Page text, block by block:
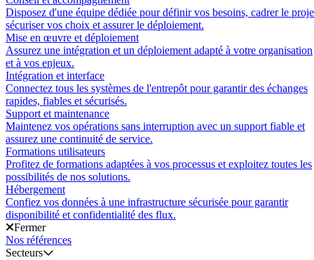
Disposez d'une équipe dédiée pour définir vos besoins, cadrer le
sécuriser vos choix et assurer le déploiement.
Mise en œuvre et déploiement
Assurez une intégration et un déploiement adapté à votre organisation
et à vos enjeux.
Intégration et interface
Connectez tous les systèmes de l'entrepôt pour garantir des échanges
rapides, fiables et sécurisés.
Support et maintenance
Maintenez vos opérations sans interruption avec un support fiable et
assurez une continuité de service.
Formations utilisateurs
Profitez de formations adaptées à vos processus et exploitez toutes les
possibilités de nos solutions.
Hébergement
Confiez vos données à une infrastructure sécurisée pour garantir
disponibilité et confidentialité des flux.
Fermer
Nos références
Secteurs